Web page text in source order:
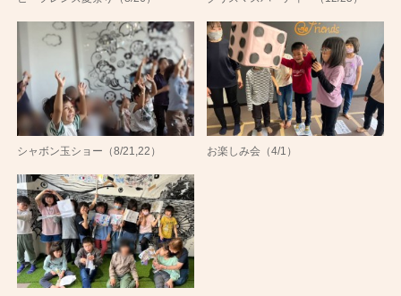
シャボン玉ショー（8/21,22） お楽しみ会（4/1）